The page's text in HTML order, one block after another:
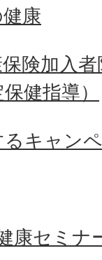
康
険加入
健指導）
キャン
康セミナ